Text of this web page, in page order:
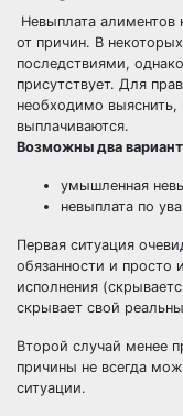
Невыплата алиментов
от причин. В
последствиями,
присутствует. Для
необходимо
выплачиваются.
Возможны два
умышленная
невыплата по
Первая ситуация
обязанности и просто
исполнения
скрывает свой
Второй случай менее
причины не всегда
ситуации.